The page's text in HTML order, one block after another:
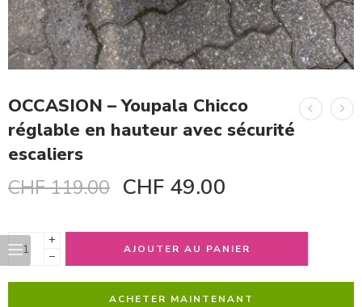
OCCASION – Youpala Chicco
réglable en hauteur avec sécurité
escaliers
CHF119.00 CHF 49.00
+
−
AJOUTER AU PANIER
ACHETER MAINTENANT